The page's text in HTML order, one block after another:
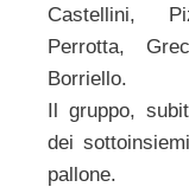
Castellini,
Perrotta,
Borriello.
Il gruppo,
dei
pallone.